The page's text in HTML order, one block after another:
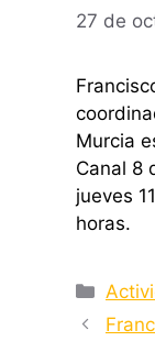
27 de
Murcia
Canal 8
jueves
horas.